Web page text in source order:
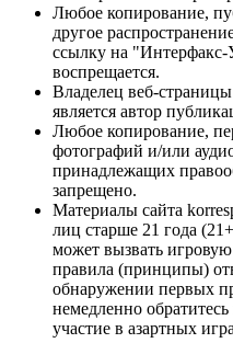
Любое копирование,
другое
ссылку на "Интерфакс-
воспрещается.
Владелец веб-
является автор
Любое копирование,
фотографий и/или
принадлежащих
запрещено.
Материалы сайта
лиц старше 21 года
может вызвать
правила (принципы)
обнаружении первых
немедленно
участие в азартных